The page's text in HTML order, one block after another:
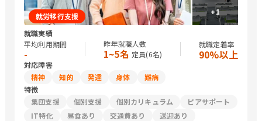
+1
就労移行支援
就職実績
平均利用期間
-
昨年就職人数
1~5名 定員(6名)
就職定着率
90%以上
対応障害
精神
知的 発達 身体
難病
特徴
集団支援
個別支援 個別カリキュラム
ピアサポート
IT特化
昼食あり 交通費あり
送迎あり